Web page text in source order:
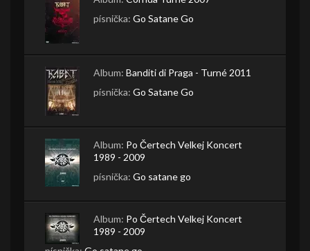
písnička: Go Satane Go
Album: Banditi di Praga - Turné 2011
písnička: Go Satane Go
Album: Po Čertech Velkej Koncert
1989 - 2009
písnička: Go satane go
Album: Po Čertech Velkej Koncert
1989 - 2009